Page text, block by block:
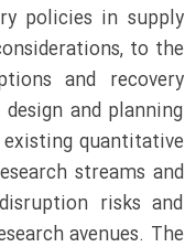
policies in supply
to the
and recovery
and planning
quantitative
streams and
risks and
avenues. The